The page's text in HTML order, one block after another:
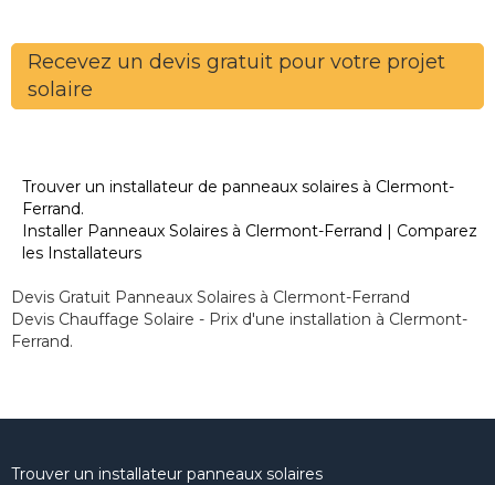
Recevez un devis gratuit pour votre projet
solaire
Trouver un installateur de panneaux solaires à Clermont-
Ferrand.
Installer Panneaux Solaires à Clermont-Ferrand | Comparez
les Installateurs
Devis Gratuit Panneaux Solaires à Clermont-Ferrand
Devis Chauffage Solaire - Prix d'une installation à Clermont-
Ferrand.
Trouver un installateur panneaux solaires